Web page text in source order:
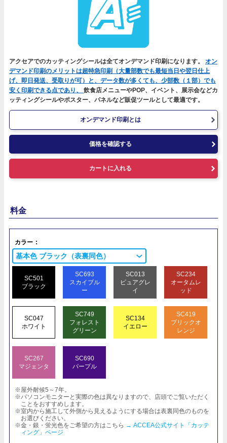
アクセアでのカッティングシールは全てオンデマンド印刷になります。 オン
デマンド印刷のメリットは超特急印刷（大量部数でも最短当日や翌日仕上
げ、即日発送、受取りが可）と、データ数が多くても、少部数（１部）でも
安く印刷できる点であり、 飲食店メニューやPOP、イベント、展示会などカ
ッティングシールやポスター、パネルなど販促ツールとして最適です。
オンデマンド印刷とは
価格を確認する
カートに入れる
料金
カラー
基本色 ブラック（表裏同色）
SC501
ブラック
SC693
スカイブル
ー
SC013
ピュアグレ
イ
SC234
オータムレ
ッド
SC047
ホワイト
SC749
フォレスト
グリーン
SC134
イエロー
SC419
ブリックオ
レンジ
SC267
マジェンタ
SC690
パープル
※屋外耐候5～7年。
※パソコンモニターと実際の色は異なりますので、店頭でご覧いただく
ことをおすすめします。
※室内から施工して外側から見えるようにする場合は表裏同色のものを
お選びください。
※金・銀・蛍光色をご希望の方はこちら → ACCEA公式サイト「カッテ
ィング」ページ